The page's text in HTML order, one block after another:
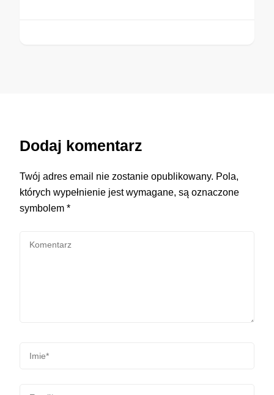
Dodaj komentarz
Twój adres email nie zostanie opublikowany. Pola,
których wypełnienie jest wymagane, są oznaczone
symbolem *